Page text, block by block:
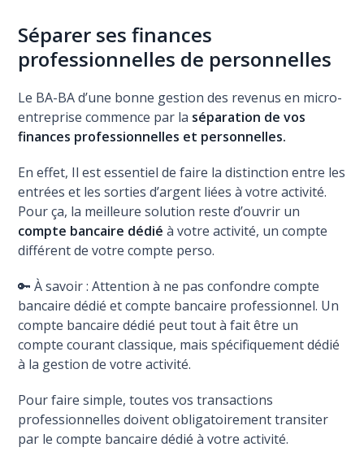
Séparer ses finances
professionnelles de personnelles
Le BA-BA d’une bonne gestion des revenus en micro-
entreprise commence par la séparation de vos
finances professionnelles et personnelles.
En effet, Il est essentiel de faire la distinction entre les
entrées et les sorties d’argent liées à votre activité.
Pour ça, la meilleure solution reste d’ouvrir un
compte bancaire dédié à votre activité, un compte
différent de votre compte perso.
🔑 À savoir : Attention à ne pas confondre compte
bancaire dédié et compte bancaire professionnel. Un
compte bancaire dédié peut tout à fait être un
compte courant classique, mais spécifiquement dédié
à la gestion de votre activité.
Pour faire simple, toutes vos transactions
professionnelles doivent obligatoirement transiter
par le compte bancaire dédié à votre activité.